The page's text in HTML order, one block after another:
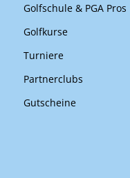
Golfschule & PGA Pros
Golfkurse
Turniere
Partnerclubs
Gutscheine